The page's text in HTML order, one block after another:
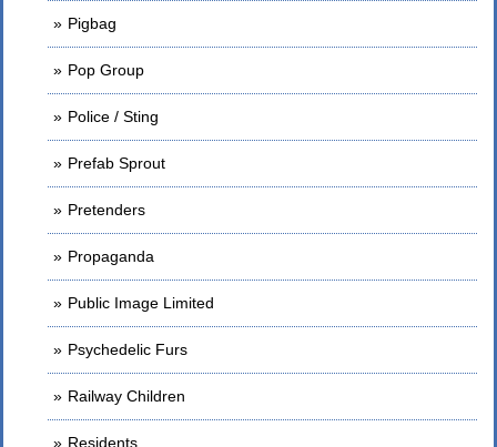
Pigbag
Pop Group
Police / Sting
Prefab Sprout
Pretenders
Propaganda
Public Image Limited
Psychedelic Furs
Railway Children
Residents